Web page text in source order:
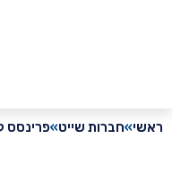
חברות שייט פרינסס קרוזס | Princess